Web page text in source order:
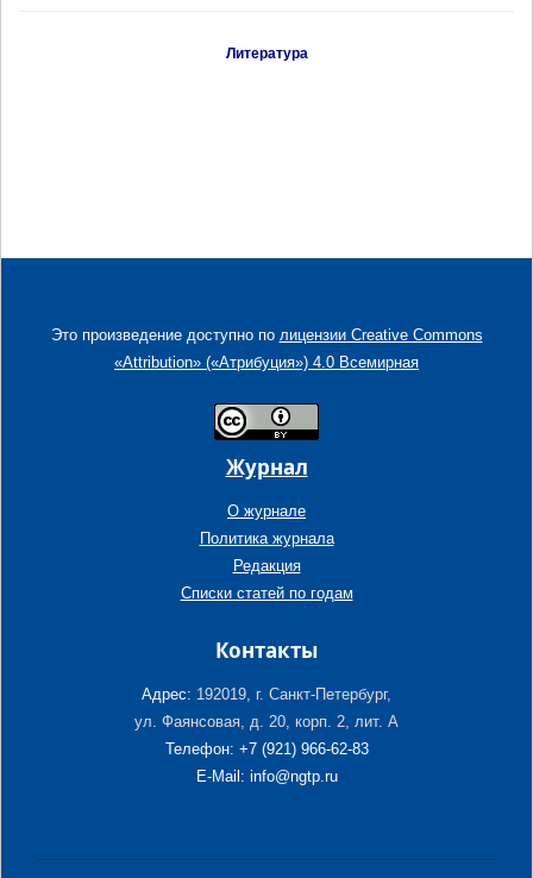
Литература
Это произведение доступно по лицензии Creative Commons
«Attribution» («Атрибуция») 4.0 Всемирная
Журнал
О журнале
Политика журнала
Редакция
Списки статей по годам
Контакты
Адрес: 192019, г. Санкт-Петербург,
ул. Фаянсовая, д. 20, корп. 2, лит. А
Телефон: +7 (921) 966-62-83
E-Mail: info@ngtp.ru